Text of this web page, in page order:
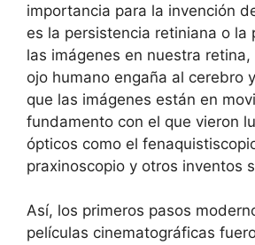
importancia para la invención
es la persistencia retiniana o la
las imágenes en nuestra retina,
ojo humano engaña al cerebro
que las imágenes están en
fundamento con el que vieron
ópticos como el
praxinoscopio y otros inventos
Así, los primeros pasos
películas cinematográficas